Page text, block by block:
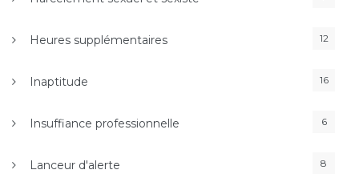
Heures supplémentaires 12
Inaptitude 16
Insuffiance professionnelle 6
Lanceur d'alerte 8